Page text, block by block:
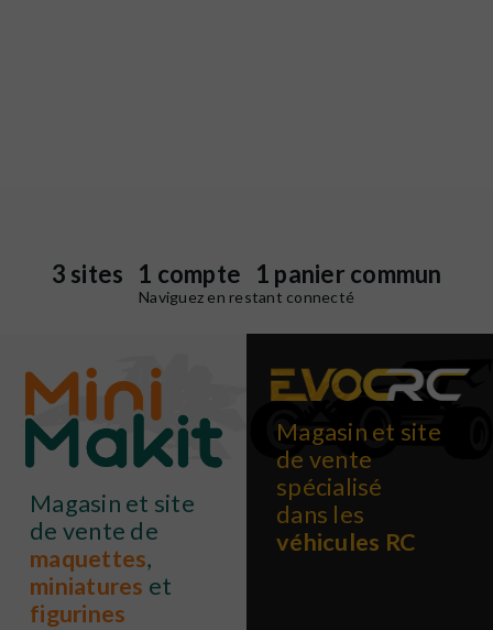
3 sites 1 compte 1 panier commun
Naviguez en restant connecté
Magasin et site
de vente de
maquettes,
miniatures et
figurines
Magasin et site
de vente
spécialisé
dans les
véhicules RC